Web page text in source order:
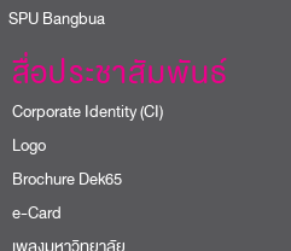
Bangbua
สื่อประชาสัมพันธ์
Corporate Identity (CI)
Logo
Brochure Dek65
e-Card